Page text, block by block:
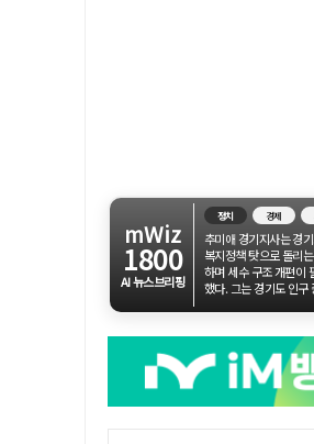
mWiz
1800
AI 뉴스브리핑
정치 경제
추미애 경기지사는 경
복지정책 탓으로 돌리
하며 세수 구조 개편이
했다. 그는 경기도 인구